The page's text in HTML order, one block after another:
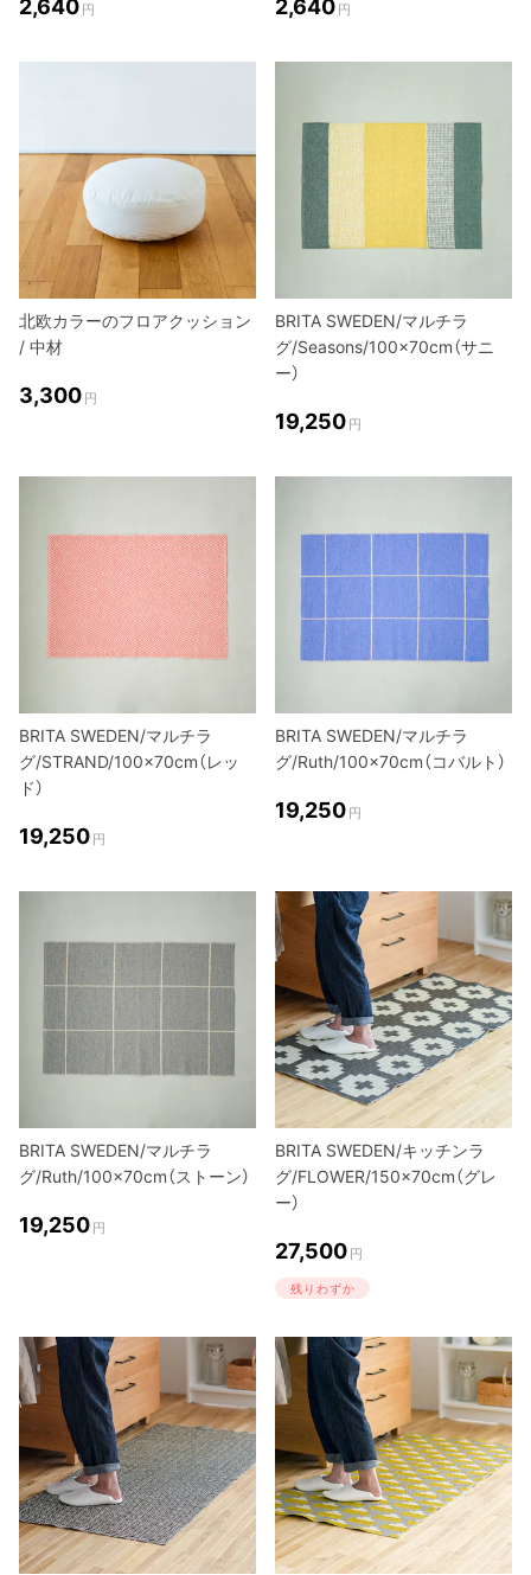
2,640 円 2,640 円
北欧カラーのフロアクッション
/ 中材
3,300 円
BRITA SWEDEN/マルチラ
グ/Seasons/100×70cm（サニ
ー）
19,250 円
BRITA SWEDEN/マルチラ
グ/STRAND/100×70cm（レッ
ド）
19,250 円
BRITA SWEDEN/マルチラ
グ/Ruth/100×70cm（コバルト）
19,250 円
BRITA SWEDEN/マルチラ
グ/Ruth/100×70cm（ストーン）
19,250 円
BRITA SWEDEN/キッチンラ
グ/FLOWER/150×70cm（グレ
ー）
27,500 円
残りわずか